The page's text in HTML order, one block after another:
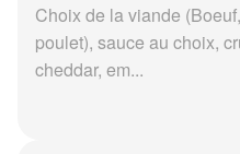
Choix de la viande
poulet), sauce au choix,
cheddar, em...